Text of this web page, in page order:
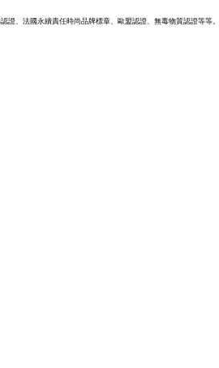
、法國永續責任時尚品牌標章、歐盟認證、無毒物質認證等等。